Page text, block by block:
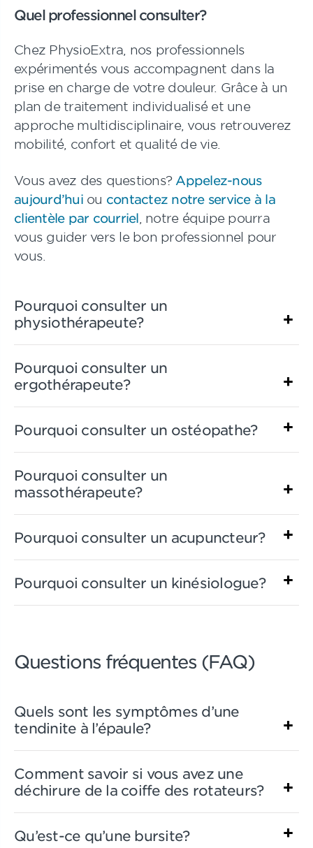
Quel professionnel consulter?
Chez PhysioExtra, nos professionnels
expérimentés vous accompagnent dans la
prise en charge de votre douleur. Grâce à un
plan de traitement individualisé et une
approche multidisciplinaire, vous retrouverez
mobilité, confort et qualité de vie.
Vous avez des questions? Appelez-nous
aujourd’huiou contactez notre service à la
clientèle par courriel , notre équipe pourra
vous guider vers le bon professionnel pour
vous.
Pourquoi consulter un
physiothérapeute?
Pourquoi consulter un
ergothérapeute?
Pourquoi consulter un ostéopathe?
Pourquoi consulter un
massothérapeute?
Pourquoi consulter un acupuncteur?
Pourquoi consulter un kinésiologue?
Questions fréquentes (FAQ)
Quels sont les symptômes d’une
tendinite à l’épaule?
Comment savoir si vous avez une
déchirure de la coiffe des rotateurs?
Qu’est-ce qu’une bursite?